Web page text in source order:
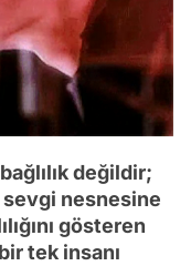
değildir;
nesnesine
gösteren
tek insanı